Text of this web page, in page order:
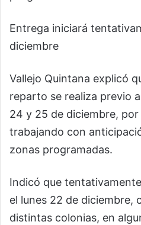
Entrega iniciará
diciembre
Vallejo Quintana explicó
reparto se realiza previo
24 y 25 de diciembre, por
trabajando con
zonas programadas.
Indicó que
el lunes 22 de diciembre,
distintas colonias, en